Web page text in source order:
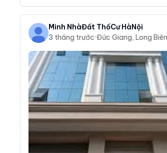
Minh NhàĐất ThổCư HàNội
3 tháng trước·Đức Giang, Long